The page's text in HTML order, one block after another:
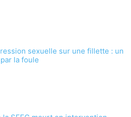
sexuelle sur une fillette : un
la foule